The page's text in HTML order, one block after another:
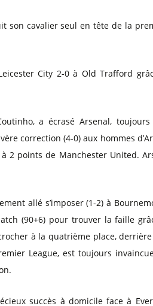
Liga Portugal
Pays-Bas
Billets Euro 2028
son cavalier seul en tête de la
City 2-0 à Old Trafford
a écrasé Arsenal,
correction (4-0) aux hommes
à 2 points de Manchester United.
allé s’imposer (1-2) à
(90+6) pour trouver la faille
à la quatrième place,
League, est toujours
succès à domicile face à